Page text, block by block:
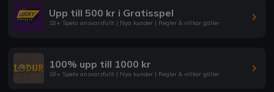
Upp till 500 kr i Gratisspel
18+ Spela ansvarsfullt | Nya kunder | Regler & villkor gäller
100% upp till 1000 kr
18+ Spela ansvarsfullt | Nya kunder | Regler & villkor gäller